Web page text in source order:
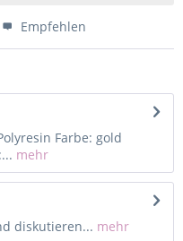
Empfehlen
Farbe: gold
mehr
diskutieren... mehr